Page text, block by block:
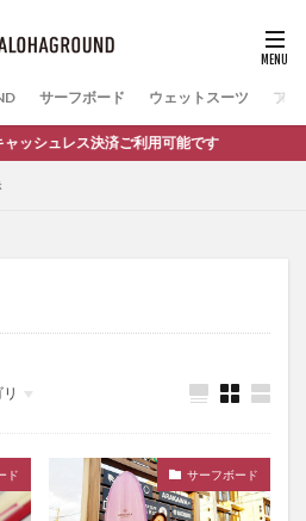
サーフボード ウェットスーツ ファ
ス決済ご利用可能です
クール
ド サーフボード